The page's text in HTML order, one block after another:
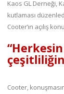
Kaos GL Derneği,
kutlaması
Cooter’ın açılış
Cooter,